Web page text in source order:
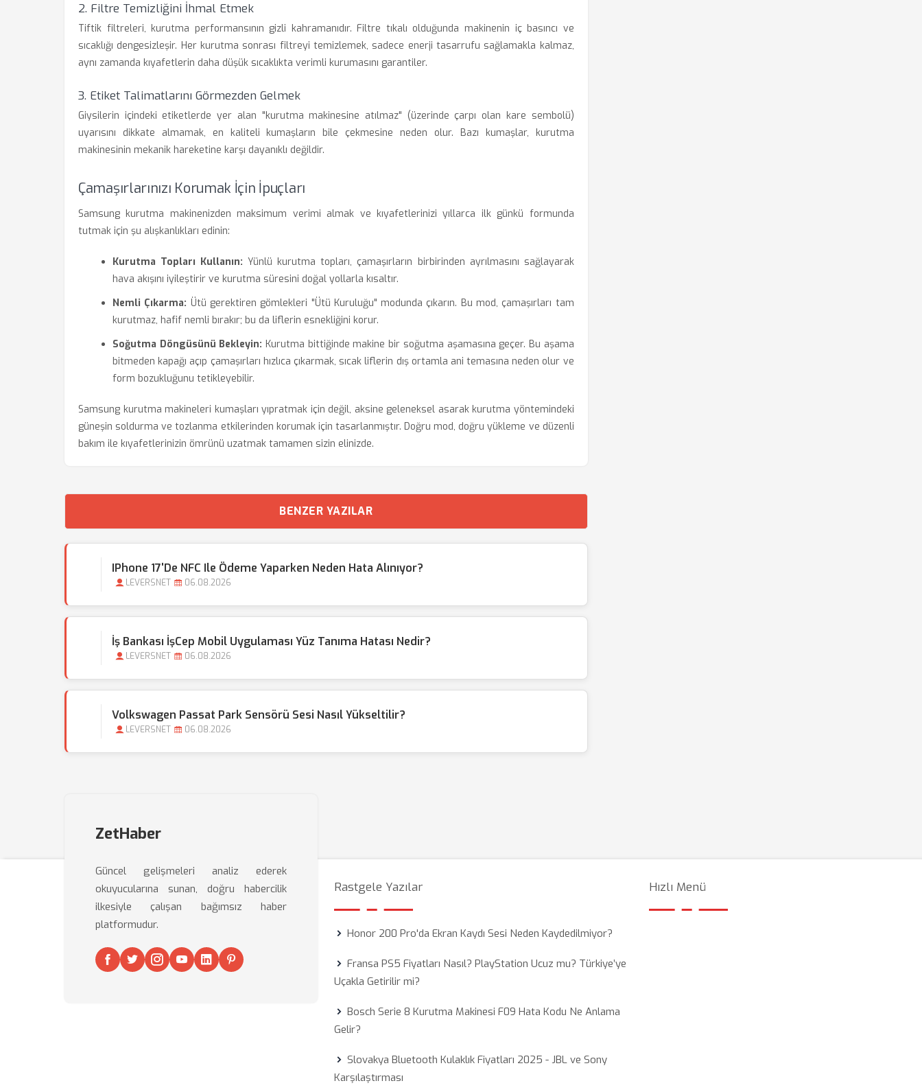
2. Filtre Temizliğini İhmal Etmek
Tiftik filtreleri, kurutma performansının gizli kahramanıdır. Filtre tıkalı olduğunda makinenin iç basıncı ve
sıcaklığı dengesizleşir. Her kurutma sonrası filtreyi temizlemek, sadece enerji tasarrufu sağlamakla kalmaz,
aynı zamanda kıyafetlerin daha düşük sıcaklıkta verimli kurumasını garantiler.
3. Etiket Talimatlarını Görmezden Gelmek
Giysilerin içindeki etiketlerde yer alan "kurutma makinesine atılmaz" (üzerinde çarpı olan kare sembolü)
uyarısını dikkate almamak, en kaliteli kumaşların bile çekmesine neden olur. Bazı kumaşlar, kurutma
makinesinin mekanik hareketine karşı dayanıklı değildir.
Çamaşırlarınızı Korumak İçin İpuçları
Samsung kurutma makinenizden maksimum verimi almak ve kıyafetlerinizi yıllarca ilk günkü formunda
tutmak için şu alışkanlıkları edinin:
Kurutma Topları Kullanın: Yünlü kurutma topları, çamaşırların birbirinden ayrılmasını sağlayarak
hava akışını iyileştirir ve kurutma süresini doğal yollarla kısaltır.
Nemli Çıkarma: Ütü gerektiren gömlekleri "Ütü Kuruluğu" modunda çıkarın. Bu mod, çamaşırları tam
kurutmaz, hafif nemli bırakır; bu da liflerin esnekliğini korur.
Soğutma Döngüsünü Bekleyin: Kurutma bittiğinde makine bir soğutma aşamasına geçer. Bu aşama
bitmeden kapağı açıp çamaşırları hızlıca çıkarmak, sıcak liflerin dış ortamla ani temasına neden olur ve
form bozukluğunu tetikleyebilir.
Samsung kurutma makineleri kumaşları yıpratmak için değil, aksine geleneksel asarak kurutma yöntemindeki
güneşin soldurma ve tozlanma etkilerinden korumak için tasarlanmıştır. Doğru mod, doğru yükleme ve düzenli
bakım ile kıyafetlerinizin ömrünü uzatmak tamamen sizin elinizde.
BENZER YAZILAR
IPhone 17'de NFC Ile Ödeme Yaparken Neden Hata Alınıyor?
LEVERSNET 06.08.2026
İş Bankası İşCep Mobil Uygulaması Yüz Tanıma Hatası Nedir?
LEVERSNET 06.08.2026
Volkswagen Passat Park Sensörü Sesi Nasıl Yükseltilir?
LEVERSNET 06.08.2026
ZetHaber
Güncel gelişmeleri analiz ederek
okuyucularına sunan, doğru habercilik
ilkesiyle çalışan bağımsız haber
platformudur.
Rastgele Yazılar
Honor 200 Pro'da Ekran Kaydı Sesi Neden Kaydedilmiyor?
Fransa PS5 Fiyatları Nasıl? PlayStation Ucuz mu? Türkiye’ye
Uçakla Getirilir mi?
Bosch Serie 8 Kurutma Makinesi F09 Hata Kodu Ne Anlama
Gelir?
Slovakya Bluetooth Kulaklık Fiyatları 2025 - JBL ve Sony
Karşılaştırması
Hızlı Menü